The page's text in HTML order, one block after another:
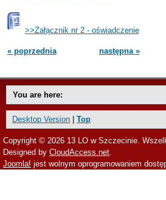
>>Załącznik nr 2- oświadczenie
« poprzednia następna »
You are here:
Desktop Version Top
Copyright © 2026 13 LO w Szczecinie.
Designed by CloudAccess.net.
Joomla! jest wolnym oprogramowaniem